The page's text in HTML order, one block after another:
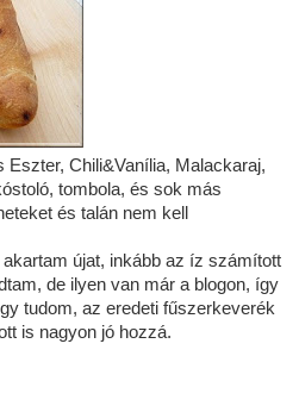
Chili&Vanília, Malackaraj,
tombola, és sok más
és talán nem kell
újat, inkább az íz számított
de ilyen van már a blogon, így
tudom, az eredeti fűszerkeverék
is nagyon jó hozzá.